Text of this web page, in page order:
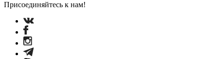
Присоединяйтесь к нам!